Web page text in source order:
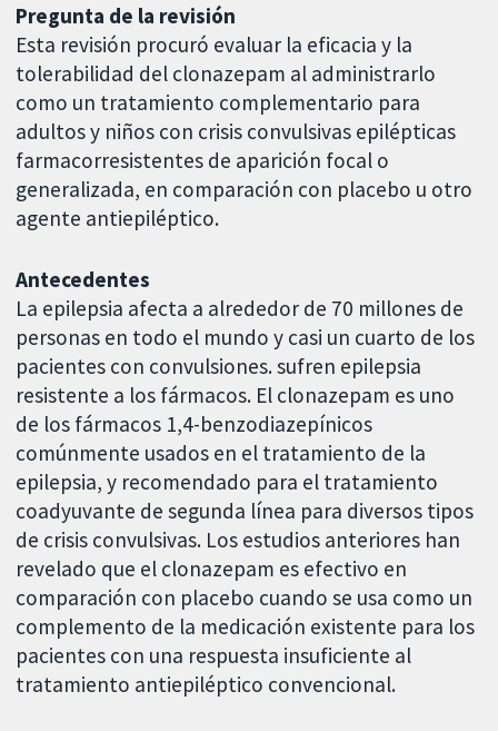
Pregunta de la revisión
Esta revisión procuró evaluar la eficacia y la
tolerabilidad del clonazepam al administrarlo
como un tratamiento complementario para
adultos y niños con crisis convulsivas epilépticas
farmacorresistentes de aparición focal o
generalizada, en comparación con placebo u otro
agente antiepiléptico.
Antecedentes
La epilepsia afecta a alrededor de 70 millones de
personas en todo el mundo y casi un cuarto de los
pacientes con convulsiones. sufren epilepsia
resistente a los fármacos. El clonazepam es uno
de los fármacos 1,4-benzodiazepínicos
comúnmente usados en el tratamiento de la
epilepsia, y recomendado para el tratamiento
coadyuvante de segunda línea para diversos tipos
de crisis convulsivas. Los estudios anteriores han
revelado que el clonazepam es efectivo en
comparación con placebo cuando se usa como un
complemento de la medicación existente para los
pacientes con una respuesta insuficiente al
tratamiento antiepiléptico convencional.